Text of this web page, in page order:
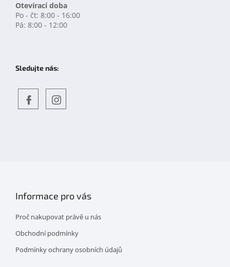
Otevírací doba
Po - čt: 8:00 - 16:00
Pá: 8:00 - 12:00
Sledujte nás:
Informace pro vás
Proč nakupovat právě u nás
Obchodní podmínky
Podmínky ochrany osobních údajů